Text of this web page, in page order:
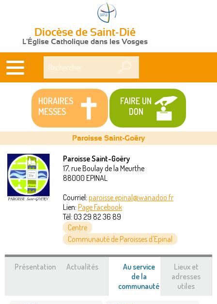
Diocèse de Saint-Dié
L'Église Catholique dans les Vosges
HORAIRES
MESSES
FAIRE UN
DON
Vous
êtes
Paroisse Saint-Goëry
Paroisse Saint-Goëry
17, rue Boulay de la Meurthe
88000 EPINAL
Courriel: paroisse.epinal@wanadoo.fr
Lien: Page Facebook
Tél: 03 29 82 36 89
Centre
Communauté de Paroisses d'Epinal
Présentation Actualités
Au service
de la
communauté (onglet
Lieux et
adresses
utiles